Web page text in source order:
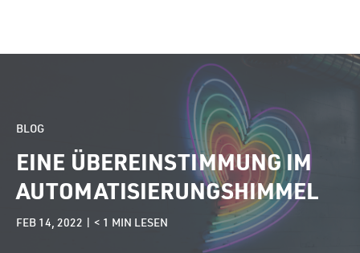
BLOG
EINE ÜBEREINSTIMMUNG IM
AUTOMATISIERUNGSHIMMEL
FEB 14, 2022 | < 1 MIN LESEN